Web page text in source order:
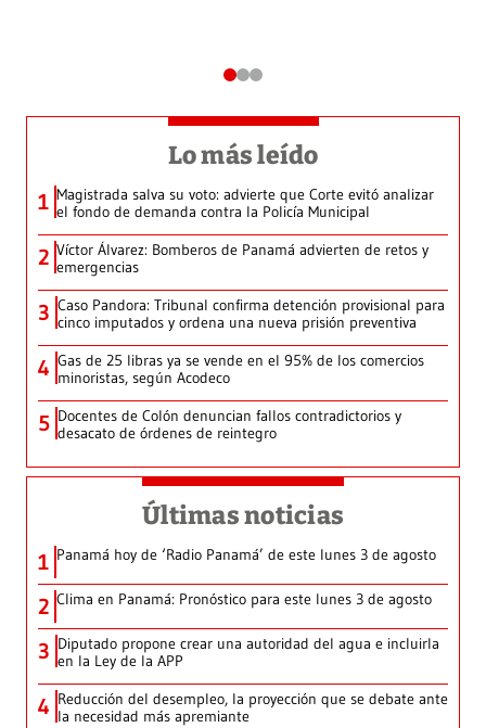
Lo más leído
1 Magistrada salva su voto: advierte que Corte evitó analizar
el fondo de demanda contra la Policía Municipal
2 Víctor Álvarez: Bomberos de Panamá advierten de retos y
emergencias
3 Caso Pandora: Tribunal confirma detención provisional para
cinco imputados y ordena una nueva prisión preventiva
4 Gas de 25 libras ya se vende en el 95% de los comercios
minoristas, según Acodeco
5 Docentes de Colón denuncian fallos contradictorios y
desacato de órdenes de reintegro
Últimas noticias
1 Panamá hoy de ‘Radio Panamá’ de este lunes 3 de agosto
2 Clima en Panamá: Pronóstico para este lunes 3 de agosto
3 Diputado propone crear una autoridad del agua e incluirla
en la Ley de la APP
4 Reducción del desempleo, la proyección que se debate ante
la necesidad más apremiante